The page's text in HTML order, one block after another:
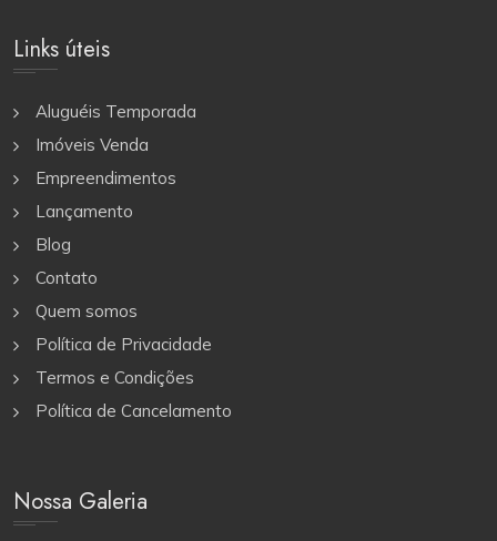
Links úteis
Aluguéis Temporada
Imóveis Venda
Empreendimentos
Lançamento
Blog
Contato
Quem somos
Política de Privacidade
Termos e Condições
Política de Cancelamento
Nossa Galeria